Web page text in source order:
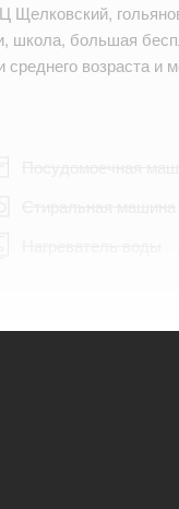
Щелковский,
школа, большая
возраста и
Подходит для